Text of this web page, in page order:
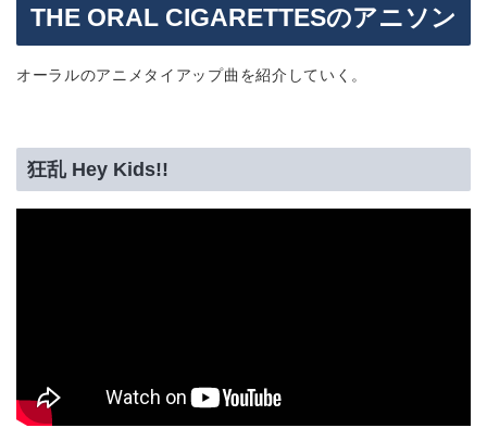
THE ORAL CIGARETTESのアニソン
オーラルのアニメタイアップ曲を紹介していく。
狂乱 Hey Kids!!